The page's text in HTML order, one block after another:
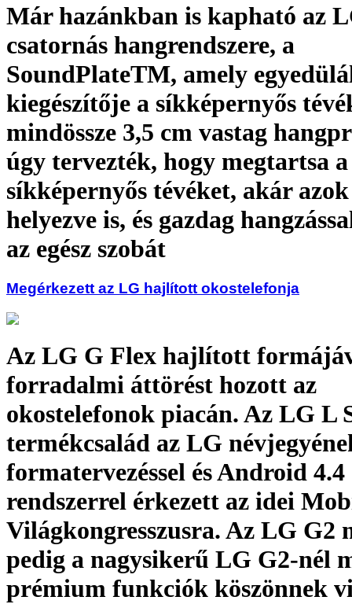
Már hazánkban is kapható az
csatornás hangrendszere, a
SoundPlateTM, amely
kiegészítője a síkképernyős
mindössze 3,5 cm vastag
úgy tervezték, hogy megtartsa a
síkképernyős tévéket, akár
helyezve is, és gazdag
az egész szobát
Megérkezett az LG hajlított okostelefonja
Az LG G Flex hajlított
forradalmi áttörést hozott az
okostelefonok piacán. Az LG L
termékcsalád az LG
formatervezéssel és Android 4.4
rendszerrel érkezett az idei
Világkongresszusra. Az LG G2
pedig a nagysikerű LG G2-nél
prémium funkciók köszönnek